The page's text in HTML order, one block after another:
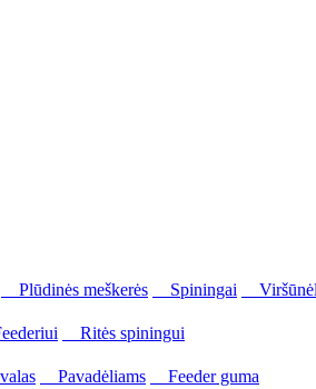
Plūdinės meškerės Spiningai
Ritės spiningui
Pavadėliams
Feeder guma